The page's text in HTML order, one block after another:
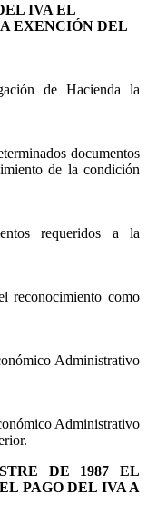
IVA EL
EXENCIÓN DEL
de Hacienda la
documentos
de la condición
requeridos a la
reconocimiento como
Administrativo
Administrativo
DE 1987 EL
PAGO DEL IVA A